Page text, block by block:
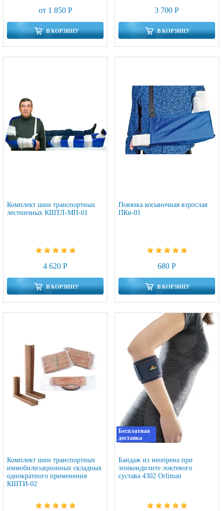
от 1 850 Р
В КОРЗИНУ
3 700 Р
В КОРЗИНУ
Комплект шин транспортных
лестничных КШТЛ-МП-01
4 620 Р
В КОРЗИНУ
Повязка косыночная взрослая
ПКв-01
680 Р
В КОРЗИНУ
Комплект шин транспортных
иммобилизационных складных
однократного применения
КШТИ-02
Бесплатная
доставка
Бандаж из неопрена при
эпикондилите локтевого
сустава 4302 Orliman